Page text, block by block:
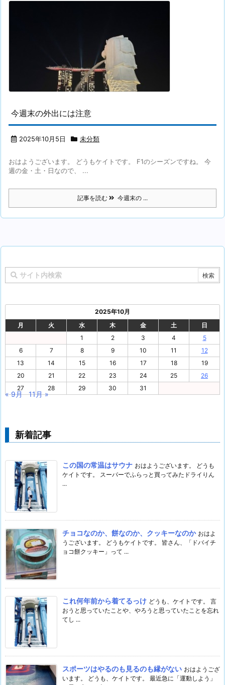
今週末の外出には注意
2025年10月5日 未分類
おはようございます。 どうもケイトです。 F1のシーズンですね。 今
週の金・土・日なので、 ...
記事を読む 今週末の ...
2025年10月
月
火 水 木 金 土
日
1
2 3 4
5
6
7 8 9 10 11
12
13
14 15 16 17 18
19
20
21 22 23 24 25
26
27
28 29 30 31
« 9月 11月 »
新着記事
この国の常温はサウナ おはようございます。 どうも
ケイトです。 スーパーでふらっと買ってみたドライりん
...
チョコなのか、餅なのか、クッキーなのか おはよ
うございます。 どうもケイトです。 皆さん、「ドバイチ
ョコ餅クッキー」って ...
これ何年前から着てるっけ どうも、ケイトです。 言
おうと思っていたことや、やろうと思っていたことを忘れ
てし ...
スポーツはやるのも見るのも縁がない おはようござ
います。 どうも、ケイトです。 最近急に「運動しよう」